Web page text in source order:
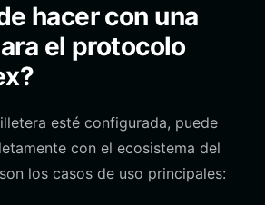
hacer con una
el protocolo
esté configurada, puede
con el ecosistema del
los casos de uso principales: